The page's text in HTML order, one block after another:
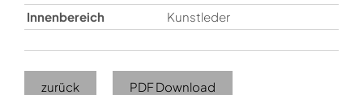
Innenbereich
Kunstleder
zurück PDF Download